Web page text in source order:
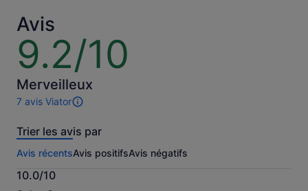
adulte
Avis
9.2/10
9.2
sur
10
Merveilleux
7 avis Viator
7 avis
cette
Plus
d’informations
sur
Trier les avis par
Avis récentsAvis positifsAvis négatifs
10.0/10